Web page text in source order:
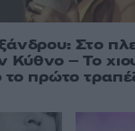
Στο
Κύθνο – Το
πρώτο